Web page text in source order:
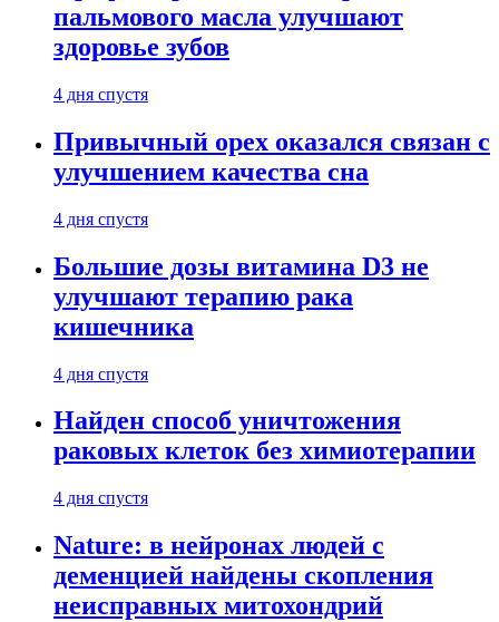
пальмового масла улучшают
здоровье зубов
4 дня спустя
Привычный орех оказался связан с
улучшением качества сна
4 дня спустя
Большие дозы витамина D3 не
улучшают терапию рака
кишечника
4 дня спустя
Найден способ уничтожения
раковых клеток без химиотерапии
4 дня спустя
Nature: в нейронах людей с
деменцией найдены скопления
неисправных митохондрий